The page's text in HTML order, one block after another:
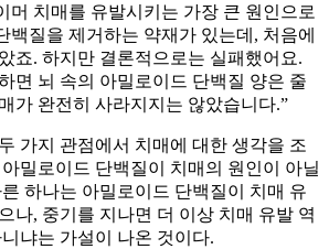
머 치매를 유발시키는 가장 큰 원인으로
백질을 제거하는 약재가 있는데, 처음에
죠. 하지만 결론적으로는 실패했어요.
면 뇌 속의 아밀로이드 단백질 양은 줄
가 완전히 사라지지는 않았습니다.”
가지 관점에서 치매에 대한 생각을 조
밀로이드 단백질이 치매의 원인이 아닐
하나는 아밀로이드 단백질이 치매 유
나, 중기를 지나면 더 이상 치매 유발 역
냐는 가설이 나온 것이다.